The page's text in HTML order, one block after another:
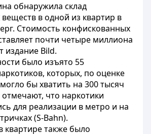
обнаружила склад
веществ в одной из квартир в
Стоимость конфискованных
почти четыре миллиона
издание Bild.
было изъято 55
которых, по оценке
бы хватить на 300 тысяч
что наркотики
для реализации в метро и на
(S-Bahn).
квартире также было